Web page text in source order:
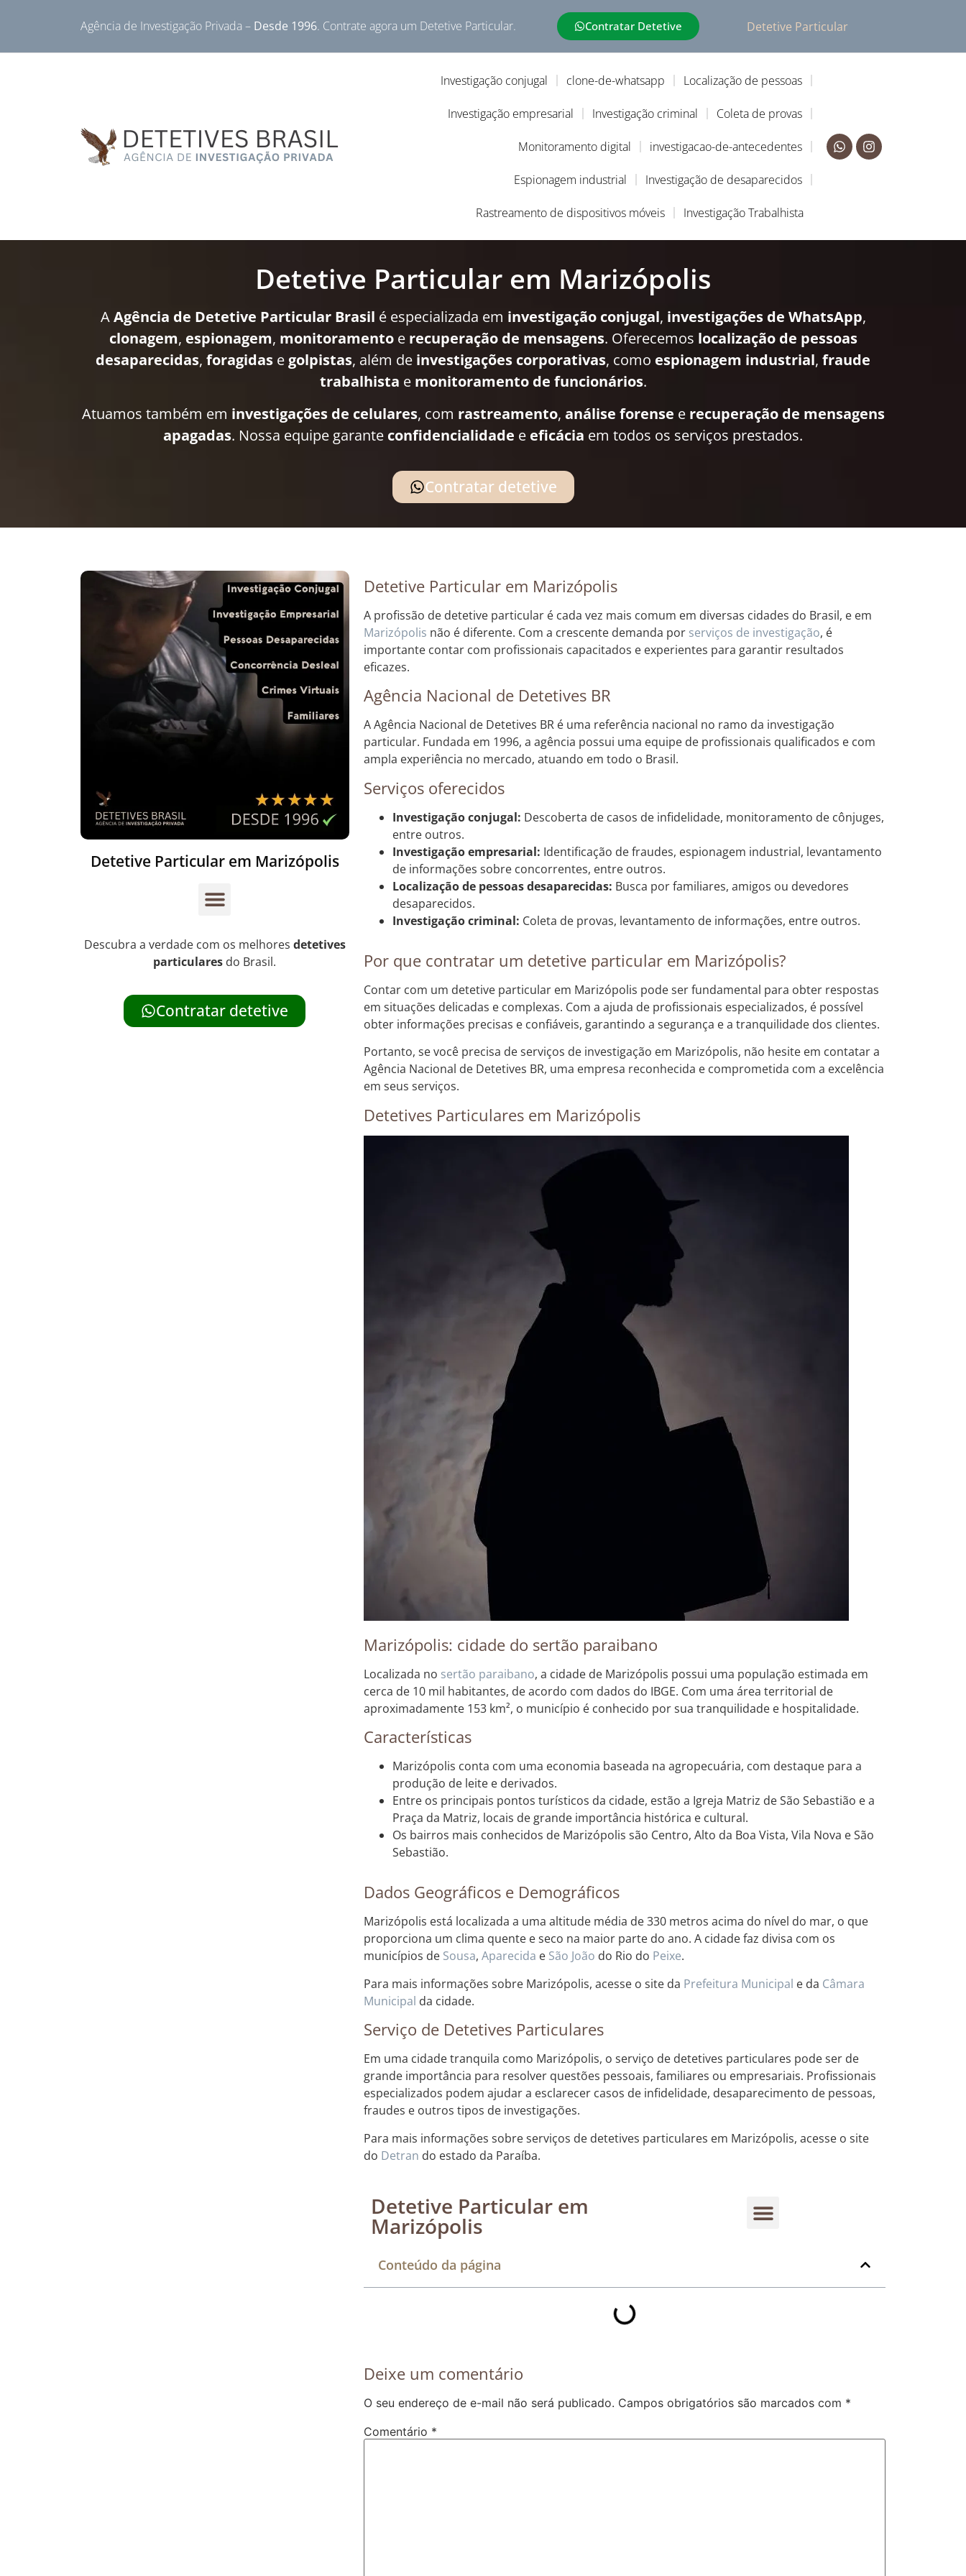
Agência de Investigação Privada – Desde 1996. Contrate agora um Detetive Particular. Contratar Detetive Detetive Particular
Investigação conjugal clone-de-whatsapp Localização de pessoas
Investigação empresarial Investigação criminal Coleta de provas
Monitoramento digital investigacao-de-antecedentes
Espionagem industrial Investigação de desaparecidos
Rastreamento de dispositivos móveis Investigação Trabalhista
Detetive Particular em Marizópolis
AAgência de Detetive Particular Brasil é especializada em investigação conjugal, investigações de WhatsApp,
clonagem, espionagem, monitoramentoe recuperação de mensagens. Oferecemos localização de pessoas
desaparecidas, foragidas e golpistas, além de investigações corporativas, como espionagem industrial, fraude
trabalhista e monitoramento de funcionários.
Atuamos também em investigações de celulares, com rastreamento, análise forense e recuperação de mensagens
apagadas. Nossa equipe garante confidencialidade e eficácia em todos os serviços prestados.
Contratar detetive
Detetive Particular em Marizópolis
Descubra a verdade com os melhores detetives
particulares do Brasil.
Contratar detetive
Detetive Particular em Marizópolis
A profissão de detetive particular é cada vez mais comum em diversas cidades do Brasil, e em
Marizópolis não é diferente. Com a crescente demanda por serviços de investigação, é
importante contar com profissionais capacitados e experientes para garantir resultados
eficazes.
Agência Nacional de Detetives BR
A Agência Nacional de Detetives BR é uma referência nacional no ramo da investigação
particular. Fundada em 1996, a agência possui uma equipe de profissionais qualificados e com
ampla experiência no mercado, atuando em todo o Brasil.
Serviços oferecidos
Investigação conjugal: Descoberta de casos de infidelidade, monitoramento de cônjuges,
entre outros.
Investigação empresarial: Identificação de fraudes, espionagem industrial, levantamento
de informações sobre concorrentes, entre outros.
Localização de pessoas desaparecidas: Busca por familiares, amigos ou devedores
desaparecidos.
Investigação criminal: Coleta de provas, levantamento de informações, entre outros.
Por que contratar um detetive particular em Marizópolis?
Contar com um detetive particular em Marizópolis pode ser fundamental para obter respostas
em situações delicadas e complexas. Com a ajuda de profissionais especializados, é possível
obter informações precisas e confiáveis, garantindo a segurança e a tranquilidade dos clientes.
Portanto, se você precisa de serviços de investigação em Marizópolis, não hesite em contatar a
Agência Nacional de Detetives BR, uma empresa reconhecida e comprometida com a excelência
em seus serviços.
Detetives Particulares em Marizópolis
Marizópolis: cidade do sertão paraibano
Localizada no sertão paraibano, a cidade de Marizópolis possui uma população estimada em
cerca de 10 mil habitantes, de acordo com dados do IBGE. Com uma área territorial de
aproximadamente 153 km², o município é conhecido por sua tranquilidade e hospitalidade.
Características
Marizópolis conta com uma economia baseada na agropecuária, com destaque para a
produção de leite e derivados.
Entre os principais pontos turísticos da cidade, estão a Igreja Matriz de São Sebastião e a
Praça da Matriz, locais de grande importância histórica e cultural.
Os bairros mais conhecidos de Marizópolis são Centro, Alto da Boa Vista, Vila Nova e São
Sebastião.
Dados Geográficos e Demográficos
Marizópolis está localizada a uma altitude média de 330 metros acima do nível do mar, o que
proporciona um clima quente e seco na maior parte do ano. A cidade faz divisa com os
municípios de Sousa, Aparecida e São João do Rio do Peixe.
Para mais informações sobre Marizópolis, acesse o site da Prefeitura Municipal e da Câmara
Municipal da cidade.
Serviço de Detetives Particulares
Em uma cidade tranquila como Marizópolis, o serviço de detetives particulares pode ser de
grande importância para resolver questões pessoais, familiares ou empresariais. Profissionais
especializados podem ajudar a esclarecer casos de infidelidade, desaparecimento de pessoas,
fraudes e outros tipos de investigações.
Para mais informações sobre serviços de detetives particulares em Marizópolis, acesse o site
do Detran do estado da Paraíba.
Detetive Particular em
Marizópolis
Conteúdo da página
Deixe um comentário
O seu endereço de e-mail não será publicado. Campos obrigatórios são marcados com *
Comentário *